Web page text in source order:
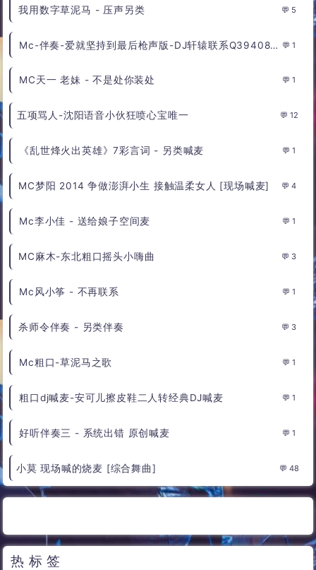
我用数字草泥马 - 压声另类 5
Mc-伴奏-爱就坚持到最后枪声版-DJ轩辕联系Q394088489 - Dmc轩辕 1
MC天一 老妹 - 不是处你装处 1
五项骂人-沈阳语音小伙狂喷心宝唯一 12
《乱世烽火出英雄》7彩言词 - 另类喊麦 1
MC梦阳 2014 争做澎湃小生 接触温柔女人 [现场喊麦] 4
Mc李小佳 - 送给娘子空间麦 1
MC麻木-东北粗口摇头小嗨曲 3
Mc风小筝 - 不再联系 1
杀师令伴奏 - 另类伴奏 3
Mc粗口-草泥马之歌 1
粗口dj喊麦-安可儿擦皮鞋二人转经典DJ喊麦 1
好听伴奏三 - 系统出错 原创喊麦 1
小莫 现场喊的烧麦 [综合舞曲] 48
热标签